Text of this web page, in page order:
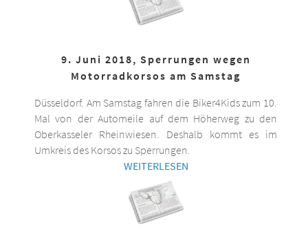
9. Juni 2018, Sperrungen wegen
Motorradkorsos am Samstag
Düsseldorf. Am Samstag fahren die Biker4Kids zum 10.
Mal von der Automeile auf dem Höherweg zu den
Oberkasseler Rheinwiesen. Deshalb kommt es im
Umkreis des Korsos zu Sperrungen.
WEITERLESEN